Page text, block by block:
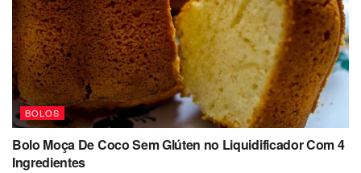
BOLOS
Bolo Moça De Coco Sem Glúten no Liquidificador Com 4
Ingredientes